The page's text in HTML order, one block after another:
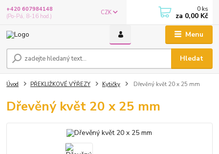
Menu
CZK
Hledat
+420 607984148
(Po-Pá, 8-16 hod.)
0 ks
za 0,00 Kč
Úvod PŘEKLIŽKOVÉ VÝŘEZY Kytičky Dřevěný květ 20 x 25 mm
Dřevěný květ 20 x 25 mm